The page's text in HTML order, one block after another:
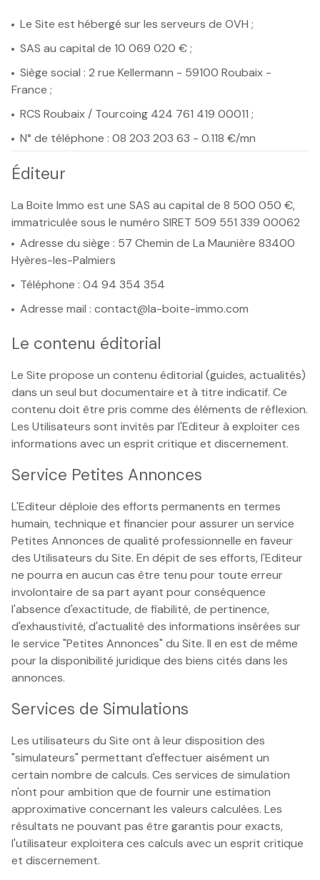
Le Site est hébergé sur les serveurs de OVH ;
SAS au capital de 10 069 020 € ;
Siège social : 2 rue Kellermann - 59100 Roubaix -
France ;
RCS Roubaix / Tourcoing 424 761 419 00011 ;
N° de téléphone : 08 203 203 63 - 0.118 €/mn
Éditeur
La Boite Immo est une SAS au capital de 8 500 050 €,
immatriculée sous le numéro SIRET 509 551 339 00062
Adresse du siège : 57 Chemin de La Maunière 83400
Hyères-les-Palmiers
Téléphone : 04 94 354 354
Adresse mail : contact@la-boite-immo.com
Le contenu éditorial
Le Site propose un contenu éditorial (guides, actualités)
dans un seul but documentaire et à titre indicatif. Ce
contenu doit être pris comme des éléments de réflexion.
Les Utilisateurs sont invités par l'Editeur à exploiter ces
informations avec un esprit critique et discernement.
Service Petites Annonces
L'Editeur déploie des efforts permanents en termes
humain, technique et financier pour assurer un service
Petites Annonces de qualité professionnelle en faveur
des Utilisateurs du Site. En dépit de ses efforts, l'Editeur
ne pourra en aucun cas être tenu pour toute erreur
involontaire de sa part ayant pour conséquence
l'absence d'exactitude, de fiabilité, de pertinence,
d'exhaustivité, d'actualité des informations insérées sur
le service "Petites Annonces" du Site. Il en est de même
pour la disponibilité juridique des biens cités dans les
annonces.
Services de Simulations
Les utilisateurs du Site ont à leur disposition des
"simulateurs" permettant d'effectuer aisément un
certain nombre de calculs. Ces services de simulation
n'ont pour ambition que de fournir une estimation
approximative concernant les valeurs calculées. Les
résultats ne pouvant pas être garantis pour exacts,
l'utilisateur exploitera ces calculs avec un esprit critique
et discernement.